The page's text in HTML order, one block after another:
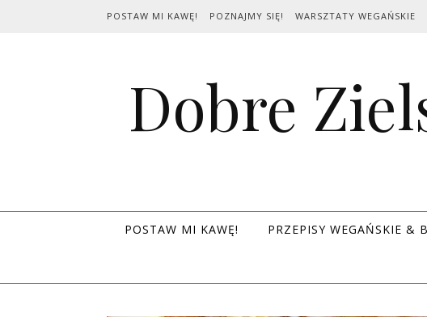
POSTAW MI KAWĘ! POZNAJMY SIĘ! WARSZTATY WEGAŃSKIE
Dobre
POSTAW MI KAWĘ! PRZEPISY WEGAŃSKIE &